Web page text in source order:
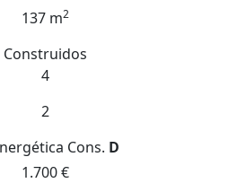
137 m2
Construidos
4
2
Cons. D
1.700 €